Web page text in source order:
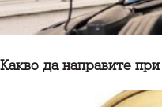
Какво да направите